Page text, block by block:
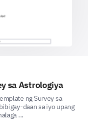
Website
Improvement
sa Astrologiya
ng Survey sa
daan sa iyo upang
...